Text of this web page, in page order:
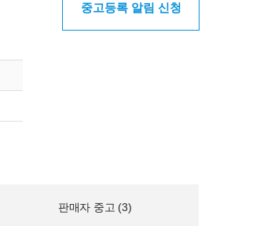
중고등록 알림 신청
판매자 중고 (3)